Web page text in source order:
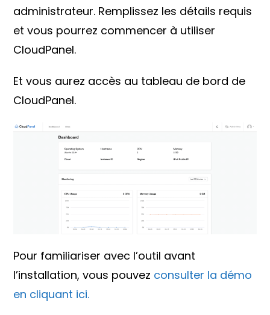
administrateur. Remplissez les détails requis
et vous pourrez commencer à utiliser
CloudPanel.
Et vous aurez accès au tableau de bord de
CloudPanel.
Pour familiariser avec l’outil avant
l’installation, vous pouvez consulter la démo
en cliquant ici.